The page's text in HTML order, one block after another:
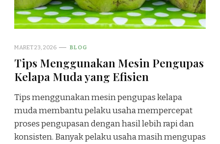
MARET 23, 2026 BLOG
Tips Menggunakan Mesin Pengupas
Kelapa Muda yang Efisien
Tips menggunakan mesin pengupas kelapa
muda membantu pelaku usaha mempercepat
proses pengupasan dengan hasil lebih rapi dan
konsisten. Banyak pelaku usaha masih mengupas